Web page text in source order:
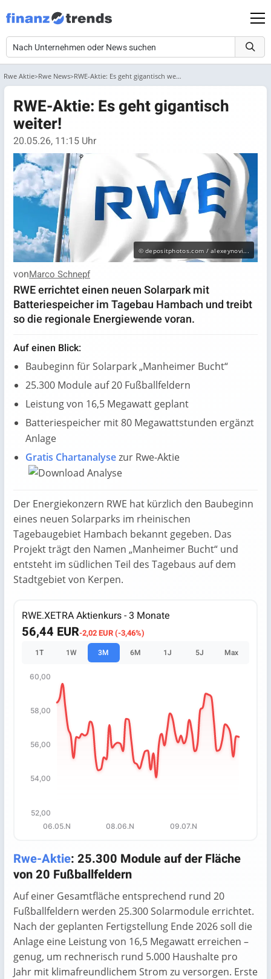
Rwe Aktie Rwe News RWE-Aktie: Es geht gigantisch weiter!
RWE-Aktie: Es geht gigantisch
weiter!
20.05.26, 11:15 Uhr
© depositphotos.com / alexeynovi...
vonMarco Schnepf
RWE errichtet einen neuen Solarpark mit
Batteriespeicher im Tagebau Hambach und treibt
so die regionale Energiewende voran.
Auf einen Blick:
Baubeginn für Solarpark „Manheimer Bucht“
25.300 Module auf 20 Fußballfeldern
Leistung von 16,5 Megawatt geplant
Batteriespeicher mit 80 Megawattstunden ergänzt
Anlage
Gratis Chartanalysezur Rwe-Aktie
Der Energiekonzern RWE hat kürzlich den Baubeginn
eines neuen Solarparks im rheinischen
Tagebaugebiet Hambach bekannt gegeben. Das
Projekt trägt den Namen „Manheimer Bucht“ und
entsteht im südlichen Teil des Tagebaus auf dem
Stadtgebiet von Kerpen.
RWE.XETRA Aktienkurs - 3 Monate
56,44 EUR-2,02 EUR (-3,46%)
1T 1W 3M 6M 1J 5J Max
Chart with 67 data points.
The chart has 1 X axis displaying categories.
The chart has 1 Y axis displaying values. Data ranges
06.05.N 08.06.N 09.07.N
52,00
54,00
56,00
58,00
60,00
Rwe-Aktie: 25.300 Module auf der Fläche
von 20 Fußballfeldern
Auf einer Gesamtfläche entsprechend rund 20
Fußballfeldern werden 25.300 Solarmodule errichtet.
Nach der geplanten Fertigstellung Ende 2026 soll die
Anlage eine Leistung von 16,5 Megawatt erreichen –
genug, um rechnerisch rund 5.000 Haushalte pro
Jahr mit klimafreundlichem Strom zu versorgen. Erste